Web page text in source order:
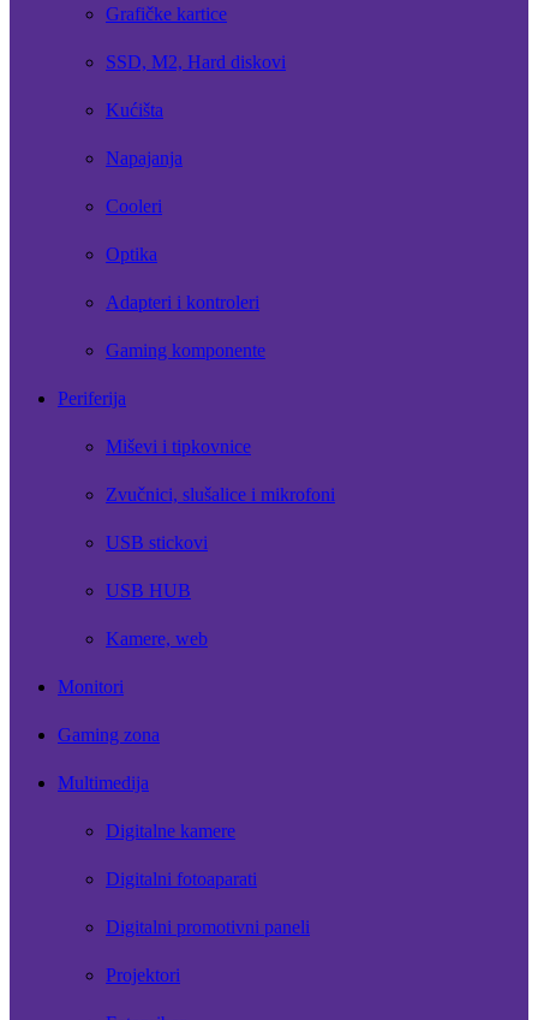
Grafičke kartice
SSD, M2, Hard diskovi
Kućišta
Napajanja
Cooleri
Optika
Adapteri i kontroleri
Gaming komponente
Periferija
Miševi i tipkovnice
Zvučnici, slušalice i mikrofoni
USB stickovi
USB HUB
Kamere, web
Monitori
Gaming zona
Multimedija
Digitalne kamere
Digitalni fotoaparati
Digitalni promotivni paneli
Projektori